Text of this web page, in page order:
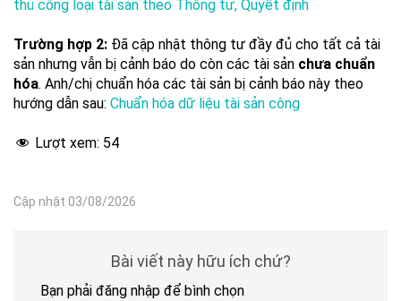
thủ công loại tài sản theo Thông tư, Quyết định
Trường hợp 2: Đã cập nhật thông tư đầy đủ cho tất cả tài
sản nhưng vẫn bị cảnh báo do còn các tài sản chưa chuẩn
hóa. Anh/chị chuẩn hóa các tài sản bị cảnh báo này theo
hướng dẫn sau: Chuẩn hóa dữ liệu tài sản công
Lượt xem: 54
Cập nhật 03/08/2026
Bài viết này hữu ích chứ?
Bạn phải đăng nhập để bình chọn